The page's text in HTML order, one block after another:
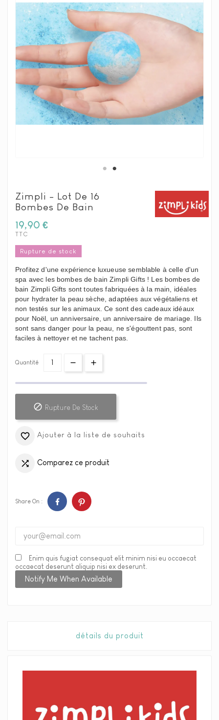
Zimpli - Lot De 16
Bombes De Bain
19,90 €
TTC
Rupture de stock
Profitez d'une expérience luxueuse semblable à celle d'un
spa avec les bombes de bain Zimpli Gifts ! Les bombes de
bain Zimpli Gifts sont toutes fabriquées à la main, idéales
pour hydrater la peau sèche, adaptées aux végétaliens et
non testés sur les animaux. Ce sont des cadeaux idéaux
pour Noël, un anniversaire, un anniversaire de mariage. Ils
sont sans danger pour la peau, ne s'égouttent pas, sont
faciles à nettoyer et ne tachent pas.
Quantité
 Rupture De Stock
 Ajouter à la liste de souhaits
 Comparez ce produit
Share On :
Enim quis fugiat consequat elit minim nisi eu occaecat
occaecat deserunt aliquip nisi ex deserunt.
Notify Me When Available
détails du produit